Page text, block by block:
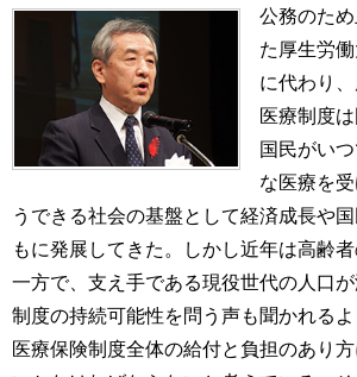
公務のた
た厚生労
に代わり
医療制度は
国民がい
な医療を
うできる社会の基盤として経済成長や
もに発展してきた。しかし近年は高齢
一方で、支え手である現役世代の人口が
制度の持続可能性を問う声も聞かれる
医療保険制度全体の給付と負担のあり